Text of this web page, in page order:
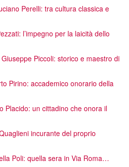
Perelli: tra cultura classica e
l’impegno per la laicità dello
Piccoli: storico e maestro di
Pirino: accademico onorario della
Placido: un cittadino che onora il
incurante del proprio
Poli: quella sera in Via Roma…